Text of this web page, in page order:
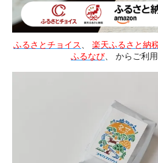
ふるさとチョイス、 楽天ふるさと納
ふるなび、 からご利用